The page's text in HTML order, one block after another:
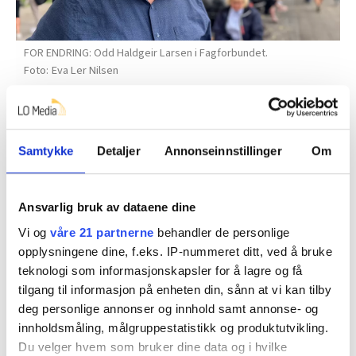
Samtykke Detaljer Annonseinnstillinger Om
Ansvarlig bruk av dataene dine
Vi og våre 21 partnerne behandler de personlige
opplysningene dine, f.eks. IP-nummeret ditt, ved å bruke
teknologi som informasjonskapsler for å lagre og få
tilgang til informasjon på enheten din, sånn at vi kan tilby
deg personlige annonser og innhold samt annonse- og
innholdsmåling, målgruppestatistikk og produktutvikling.
Du velger hvem som bruker dine data og i hvilke
FOR ENDRING: Odd Haldgeir Larsen i Fagforbundet.
Eva Ler Nilsen
Odd Haldgeir Larsen, nestleder i Fagforbundet, sa
da at de ønsker en modell basert på ansattes
grunnlønn, og han viste til hvordan det gjøres i
Spekter-området.
– For å endre et såpass innarbeidet prinsipp og modell,
trenger vi å stå samla i LO-familien, sa Fagforbundets
nestleder da.
Fellesforbundet har også vedtak på å endre modellen,
«for eksempel» til bedriftsvise tillegg. Også i
daværende Industri Energi (som nå heter Styrke) har
krevd bytte av modell, og de har pekt i retning